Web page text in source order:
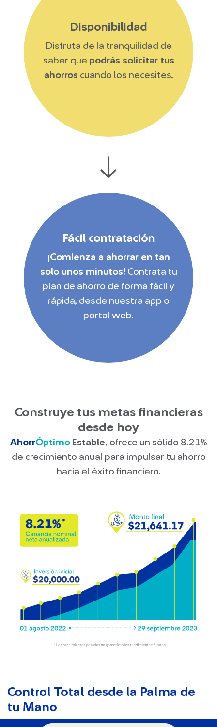
Disponibilidad
Disfruta de la tranquilidad de
saber que podrás solicitar tus
ahorros cuando los necesites.
Fácil contratación
¡Comienza a ahorrar en tan
solo unos minutos! Contrata tu
plan de ahorro de forma fácil y
rápida, desde nuestra app o
portal web.
Construye tus metas financieras
desde hoy
AhorrÓptimo Estable, ofrece un sólido 8.21%
de crecimiento anual para impulsar tu ahorro
hacia el éxito financiero.
Control Total desde la Palma de
tu Mano